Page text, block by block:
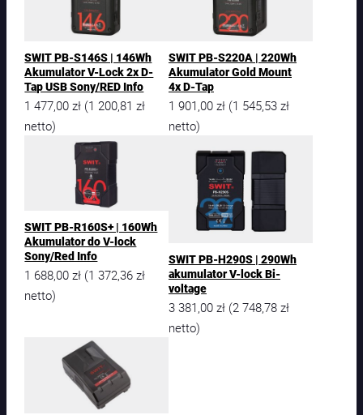
0
8
2
S
A
a
t
o
r
9
SWIT PB-S146S | 146Wh
Akumulator V-Lock 2x D-
Tap USB Sony/RED Info
1 477,00zł (1 200,81zł
netto)
SWIT PB-S220A | 220Wh
Akumulator Gold Mount
4x D-Tap
1 901,00 zł (1 545,53 zł
netto)
SWIT PB-R160S+ | 160Wh
Akumulator do V-lock
Sony/Red Info
1 688,00zł (1 372,36zł
netto)
SWIT PB-H290S | 290Wh
akumulator V-lock Bi-
voltage
3 381,00 zł (2 748,78 zł
netto)